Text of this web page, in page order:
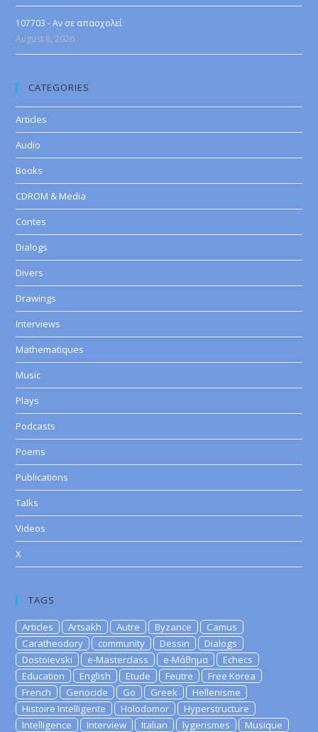
107703 - Αν σε απασχολεί
August 8, 2026
CATEGORIES
Articles
Audio
Books
CDROM & Media
Contes
Dialogs
Divers
Drawings
Interviews
Mathematiques
Music
Plays
Podcasts
Poems
Publications
Talks
Videos
X
TAGS
Articles Artsakh Autre Byzance
Camus
Caratheodory
community Dessin
Dialogs
Dostoievski
e-Masterclass e-Μάθημα
Echecs
Education
English Etude Feutre
Free Korea
French
Genocide Go Greek
Hellenisme
Histoire Intelligente
Holodomor
Hyperstructure
Intelligence
Interview Italian lygerismes
Musique